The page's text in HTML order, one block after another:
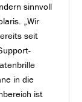
sinnvoll
„Wir
seit
in die
ist